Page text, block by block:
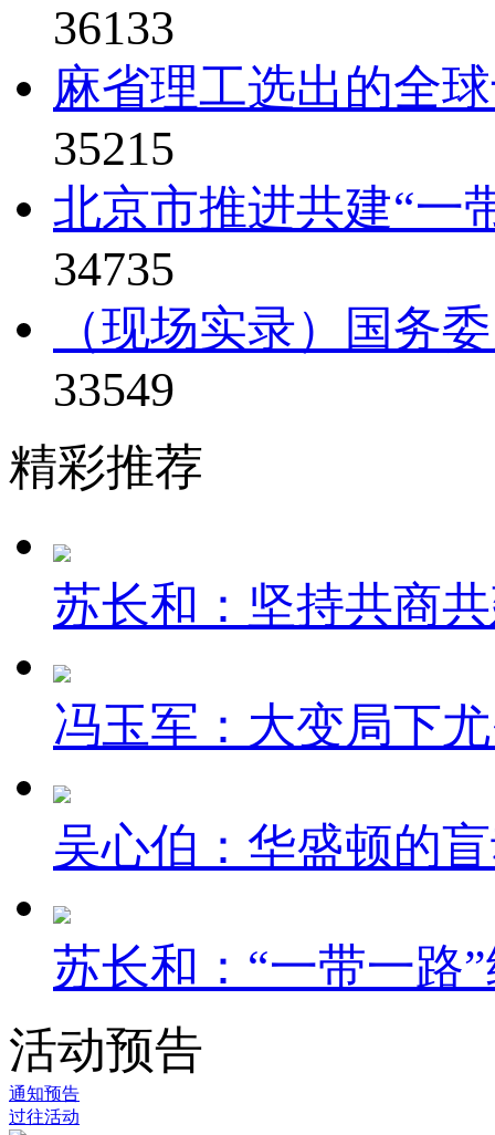
36133
麻省理工选出的全
35215
北京市推进共建“一
34735
（现场实录）国务
33549
精彩推荐
苏长和：坚持共商
冯玉军：大变局下
吴心伯：华盛顿的
苏长和：“一带一路
活动预告
通知预告
过往活动